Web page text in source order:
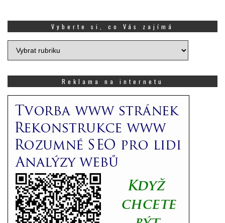
Vyberte si, co Vás zajímá
Vyberte
si,
zajímá
Reklama na internetu